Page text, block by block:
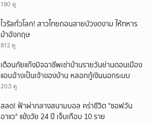
190 ดู
ไวรัลทั่วโลก! สาวไทยถอนสายบัวงดงาม ให้ทหาร
ม้าอังกฤษ
812 ดู
เตือนภัยแก๊งมิจฉาชีพเช่าบ้านรายวันย่านดอนเมือง
แอบอ้างเป็นเจ้าของบ้าน หลอกกู้เงินนอกระบบ
203 ดู
สลด! ฟ้าผ่ากลางสนามบอล คร่าชีวิต "ซอฟวัน
อาแว" แข้งวัย 24 ปี เจ็บเกือบ 10 ราย